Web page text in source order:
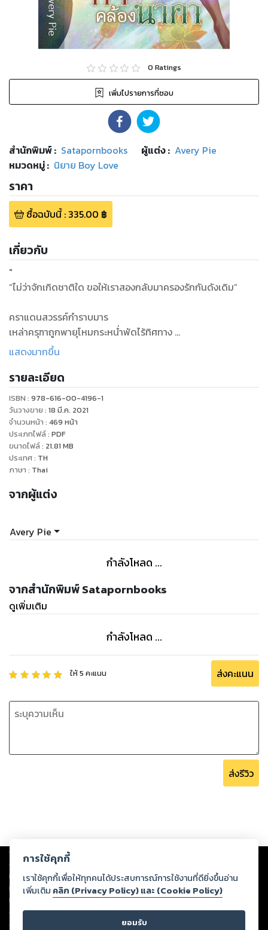
0 Ratings
เพิ่มไปรายการที่ชอบ
สำนักพิมพ์: Satapornbooks ผู้แต่ง : Avery Pie
หมวดหมู่: นิยาย Boy Love
ราคา
ซื้อฉบับนี้: 335.00 ฿
เกี่ยวกับ
"
“ไม่ว่าจักเกิดชาติใด ขอให้เราสองกลับมาครองรักกันดังเดิม”
คราแดนสวรรค์กำราบมาร
เหล่าครุฑาถูกพายุโหมกระหน่ำพัดไร้ทิศทาง
หนึ่งครุฑาศึกนาม ‘ทัณฑ์เทวา’ ลอยมาตกริมธารา
ครุฑานั้นบาดเจ็บแลจับไข้คืนฝนกระหน่ำ
นาคาอดสงสารมิได้จึงช่วยปกปักรักษา
พี่ครุฑาท่านเห็นความดีงาม
พลันแปรเปลี่ยนความคิดร้ายกลับกลายเป็นรัก
แสดงมากขึ้น
รายละเอียด
ISBN : 978-616-00-4196-1
วันวางขาย : 18 มี.ค. 2021
จำนวนหน้า : 469 หน้า
ประเภทไฟล์: PDF
ขนาดไฟล์: 21.81 MB
ประเทศ: TH
ภาษา : Thai
จากผู้แต่ง
Avery Pie
กำลังโหลด ...
จากสำนักพิมพ์ Satapornbooks
ดูเพิ่มเติม
กำลังโหลด ...
ให้5 คะแนน ส่งคะแนน
ส่งรีวิว
Copyright © 2026
ต่อผลงานหรือเนื้อหาใดที่อัปโหลดผ่านเว็บไซต์และปรากฏว่าละเมิดสิทธิใน
ทรัพย์สินทางปัญญาของบุคคลอื่นหรือขัดต่อกฎหมายและศีลธรรม ดังนั้น ผู้อ่าน
ทุกท่านโปรดใช้วิจารณญาณในการกลั่นกรองด้วยตนเอง และหากท่านพบว่าส่วน
หนึ่งส่วนใดขัดต่อกฎหมายและศีลธรรม กรุณาแจ้งมายังบริษัท เพื่อทีมงานจะได้
ดำเนินการในทันที ทั้งนี้ ทางสตอรี่ล็อกขอสงวนลิขสิทธิ์ตามพระราชบัญญัติ
ลิขสิทธิ์ พ.ศ. 2537 (ฉบับล่าสุด)
การใช้คุกกี้
เราใช้คุกกี้เพื่อให้ทุกคนได้ประสบการณ์การใช้งานที่ดียิ่งขึ้นอ่าน
เพิ่มเติม คลิก (Privacy Policy) และ (Cookie Policy)
ยอมรับ